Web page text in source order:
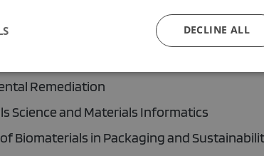
Implants to Tissue Engineering
and Harsh Environments
3D Printing and Additive Manufacturing
Remediation
Science and Materials Informatics
Biomaterials in Packaging and
DECLINE ALL